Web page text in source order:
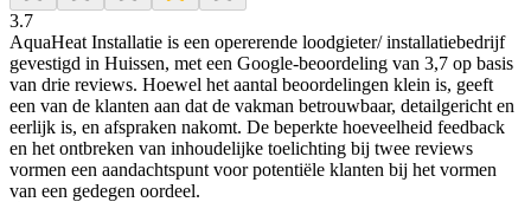
3.7
AquaHeat Installatie is een opererende loodgieter/ installatiebedrijf
gevestigd in Huissen, met een Google-beoordeling van 3,7 op basis
van drie reviews. Hoewel het aantal beoordelingen klein is, geeft
een van de klanten aan dat de vakman betrouwbaar, detailgericht en
eerlijk is, en afspraken nakomt. De beperkte hoeveelheid feedback
en het ontbreken van inhoudelijke toelichting bij twee reviews
vormen een aandachtspunt voor potentiële klanten bij het vormen
van een gedegen oordeel.